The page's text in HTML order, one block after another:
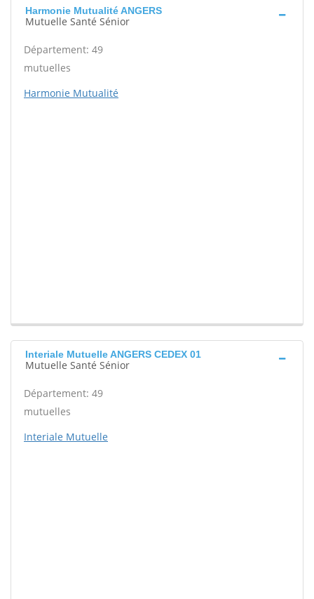
Harmonie Mutualité ANGERS
Mutuelle Santé Sénior
Département: 49
mutuelles
Harmonie Mutualité
Interiale Mutuelle ANGERS CEDEX 01
Mutuelle Santé Sénior
Département: 49
mutuelles
Interiale Mutuelle